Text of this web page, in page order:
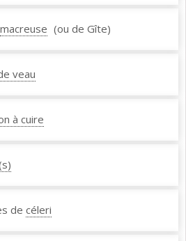
macreuse (ou de Gîte)
veau
à cuire
de céleri